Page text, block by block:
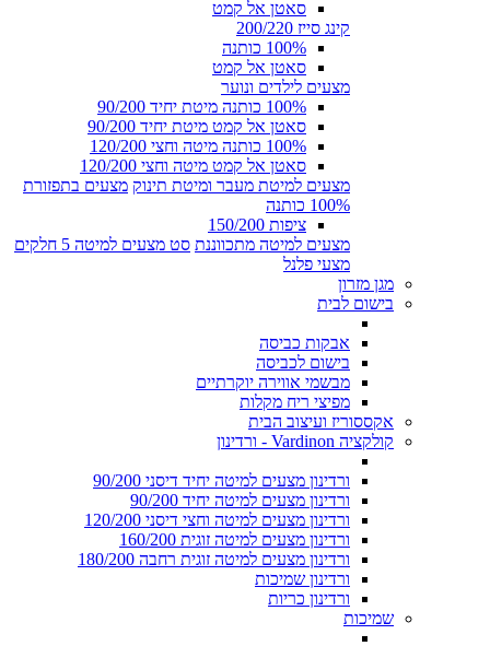
סאטן אל קמט
קינג סייז 200/220
100% כותנה
סאטן אל קמט
מצעים לילדים ונוער
100% כותנה מיטת יחיד 90/200
סאטן אל קמט מיטת יחיד 90/200
100% כותנה מיטה וחצי 120/200
סאטן אל קמט מיטה וחצי 120/200
מצעים למיטת מעבר ומיטת תינוק מצעים בתפזורת
100% כותנה
ציפות 150/200
מצעים למיטה מתכווננת סט מצעים למיטה 5 חלקים
מצעי פלנל
מגן מזרון
בישום לבית
אבקות כביסה
בישום לכביסה
מבשמי אווירה יוקרתיים
מפיצי ריח מקלות
אקססוריז ועיצוב הבית
קולקציה Vardinon - ורדינון
ורדינון מצעים למיטה יחיד דיסני 90/200
ורדינון מצעים למיטה יחיד 90/200
ורדינון מצעים למיטה וחצי דיסני 120/200
ורדינון מצעים למיטה זוגית 160/200
ורדינון מצעים למיטה זוגית רחבה 180/200
ורדינון שמיכות
ורדינון כריות
שמיכות